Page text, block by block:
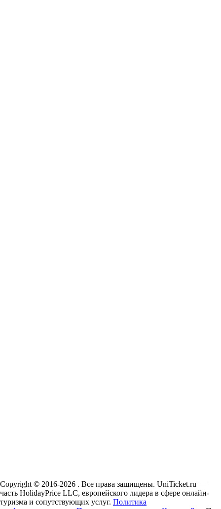
Copyright © 2016-2026 . Все права защищены. UniTicket.ru —
часть HolidayPrice LLC, европейского лидера в сфере онлайн-
туризма и сопутствующих услуг. Политика